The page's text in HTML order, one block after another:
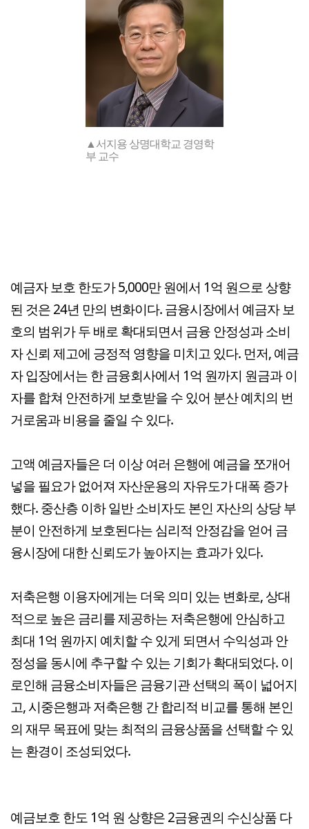
▲서지용 상명대학교 경영학
부 교수
예금자 보호 한도가 5,000만 원에서 1억 원으로 상향
된 것은 24년 만의 변화이다. 금융시장에서 예금자 보
호의 범위가 두 배로 확대되면서 금융 안정성과 소비
자 신뢰 제고에 긍정적 영향을 미치고 있다. 먼저, 예금
자 입장에서는 한 금융회사에서 1억 원까지 원금과 이
자를 합쳐 안전하게 보호받을 수 있어 분산 예치의 번
거로움과 비용을 줄일 수 있다.
고액 예금자들은 더 이상 여러 은행에 예금을 쪼개어
넣을 필요가 없어져 자산운용의 자유도가 대폭 증가
했다. 중산층 이하 일반 소비자도 본인 자산의 상당 부
분이 안전하게 보호된다는 심리적 안정감을 얻어 금
융시장에 대한 신뢰도가 높아지는 효과가 있다.​
저축은행 이용자에게는 더욱 의미 있는 변화로, 상대
적으로 높은 금리를 제공하는 저축은행에 안심하고
최대 1억 원까지 예치할 수 있게 되면서 수익성과 안
정성을 동시에 추구할 수 있는 기회가 확대되었다. 이
로인해 금융소비자들은 금융기관 선택의 폭이 넓어지
고, 시중은행과 저축은행 간 합리적 비교를 통해 본인
의 재무 목표에 맞는 최적의 금융상품을 선택할 수 있
는 환경이 조성되었다.
예금보호 한도 1억 원 상향은 2금융권의 수신상품 다